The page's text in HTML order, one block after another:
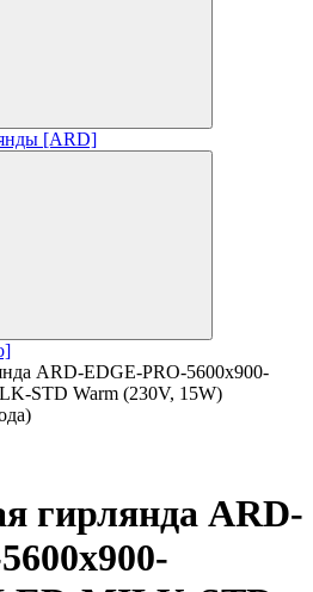
[ARD]
ARD-EDGE-PRO-5600x900-
STD Warm (230V, 15W)
гирлянда ARD-